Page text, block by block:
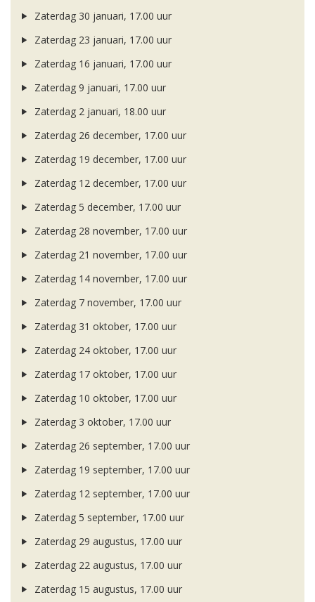
Zaterdag 30 januari, 17.00 uur
Zaterdag 23 januari, 17.00 uur
Zaterdag 16 januari, 17.00 uur
Zaterdag 9 januari, 17.00 uur
Zaterdag 2 januari, 18.00 uur
Zaterdag 26 december, 17.00 uur
Zaterdag 19 december, 17.00 uur
Zaterdag 12 december, 17.00 uur
Zaterdag 5 december, 17.00 uur
Zaterdag 28 november, 17.00 uur
Zaterdag 21 november, 17.00 uur
Zaterdag 14 november, 17.00 uur
Zaterdag 7 november, 17.00 uur
Zaterdag 31 oktober, 17.00 uur
Zaterdag 24 oktober, 17.00 uur
Zaterdag 17 oktober, 17.00 uur
Zaterdag 10 oktober, 17.00 uur
Zaterdag 3 oktober, 17.00 uur
Zaterdag 26 september, 17.00 uur
Zaterdag 19 september, 17.00 uur
Zaterdag 12 september, 17.00 uur
Zaterdag 5 september, 17.00 uur
Zaterdag 29 augustus, 17.00 uur
Zaterdag 22 augustus, 17.00 uur
Zaterdag 15 augustus, 17.00 uur